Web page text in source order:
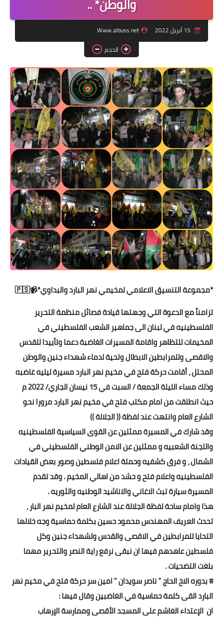
لك سيدتي
والوطن* ..
Www.albuss.net
الحجم
*مجموعة التنسيق الاعلامي لمخيمي نهر البارد والبداوي*📹🇵🇸
تزامناً مع الدعوة التي وجهتها قيادة فصائل منظمة التحرير
الفلسطينيه في لبنان الى جماهير الشعب الفلسطيني في
المخيمات للتظاهر واقامة المسيرات الغاضبة دعما وتأييدا للقدس
والاقصى وللمرابطين الابطال وتحية لدماء شهداء جنين والوطن
المحتل ، أقامت حركة فتح في مخيم نهر البارد مسيرة ليليه غاضبه
وذلك مساء الليلة الجمعة / السبت في 15 نيسان الجاري/ 2022 م
حيث انطلقت من امام مكتب فتح في مخيم نهر البارد مرورا نحو
الشارع العام وانتهت عند لفظة (( الجلالة ))
وقد شارك في المسيرة ممثلين عن القوى السياسية الفلسطينيه
واللجنة الشعبيه و ممثلين عن الامن الوطني الفلسطيني في
الشمال ، و فرق كشفيه وحملة اعلام فلسطين وصور بعض القيادات
الفلسطينيه واعلام فتح و حشد من اهالي المخيم . وقد تقدم
المسيرة سيارة تبث الاغاني والاناشيد الوطنيه والثوريه .
هذا وامام ساحة لفظة الجلالة عند الشارع العام لمخيم نهر البار ،
تحدث العريف المهندس محمود حسين بكلمة حماسية وجه خلالها
التحايا للمرابطين في الاقصى والقدس ولشهداء جنين وكل
فلسطين عاهدهم فيها ان نبقى نرفع راية النصر والتحرير مهما
بلغت التضحيات .
# بدوره الاخ الحاج " ناصر سويدان " امين سر حركة فتح في مخيم نهر
البارد القى كلمة حماسية في الغاضبين وقال فيها :
ان الإعتداء الغاشم على المسجد الأقصى وممارسة الإرهاب